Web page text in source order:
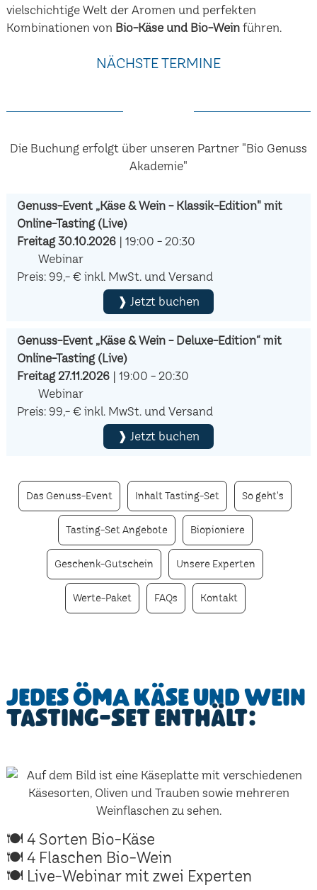
vielschichtige Welt der Aromen und perfekten
Kombinationen von Bio-Käse und Bio-Weinführen.
NÄCHSTE TERMINE
Die Buchung erfolgt über unseren Partner "Bio Genuss
Akademie"
Genuss-Event „Käse & Wein - Klassik-Edition" mit
Online-Tasting (Live)
Freitag 30.10.2026| 19:00 - 20:30
Webinar
Preis: 99,- € inkl. MwSt. und Versand
❱ Jetzt buchen
Genuss-Event „Käse & Wein - Deluxe-Edition“ mit
Online-Tasting (Live)
Freitag 27.11.2026| 19:00 - 20:30
Webinar
Preis: 99,- € inkl. MwSt. und Versand
❱ Jetzt buchen
Das Genuss-Event Inhalt Tasting-Set So geht's
Tasting-Set Angebote Biopioniere
Geschenk-Gutschein Unsere Experten
Werte-Paket FAQs Kontakt
Jedes ÖMA Käse und Wein
Tasting-Set enthält:
🍽 4 Sorten Bio-Käse
🍽 4 Flaschen Bio-Wein
🍽 Live-Webinar mit zwei Experten